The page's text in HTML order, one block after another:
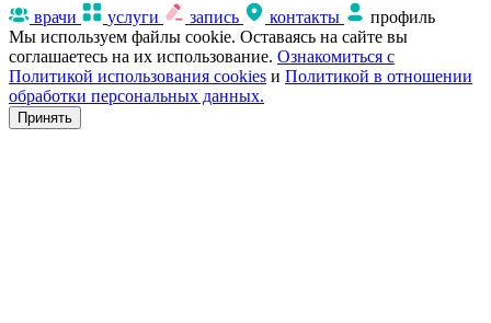
врачи услуги запись контакты
профиль
Мы используем файлы cookie. Оставаясь на сайте вы
соглашаетесь на их использование. Ознакомиться с
Политикой использования cookies и Политикой в отношении
обработки персональных данных.
Принять